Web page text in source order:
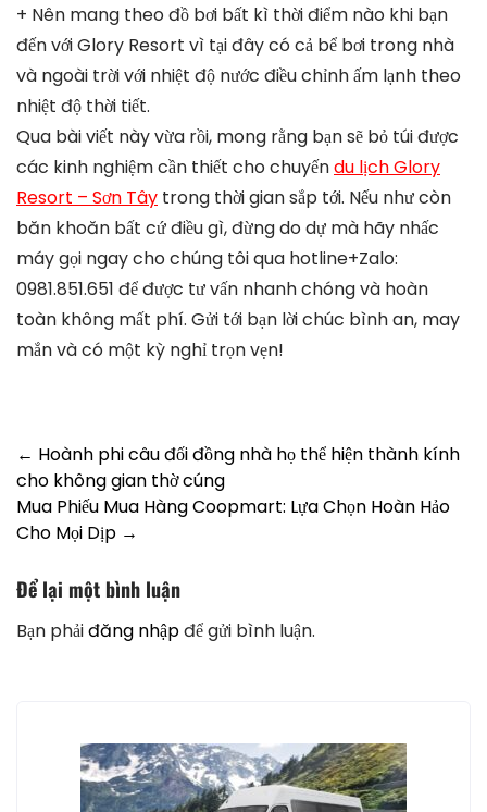
+ Nên mang theo đồ bơi bất kì thời điểm nào khi bạn
đến với Glory Resort vì tại đây có cả bể bơi trong nhà
và ngoài trời với nhiệt độ nước điều chỉnh ấm lạnh theo
nhiệt độ thời tiết.
Qua bài viết này vừa rồi, mong rằng bạn sẽ bỏ túi được
các kinh nghiệm cần thiết cho chuyếndu lịch Glory
Resort – Sơn Tây trong thời gian sắp tới. Nếu như còn
băn khoăn bất cứ điều gì, đừng do dự mà hãy nhấc
máy gọi ngay cho chúng tôi qua hotline+Zalo:
0981.851.651 để được tư vấn nhanh chóng và hoàn
toàn không mất phí. Gửi tới bạn lời chúc bình an, may
mắn và có một kỳ nghỉ trọn vẹn!
Post
navigation
← Hoành phi câu đối đồng nhà họ thể hiện thành kính
cho không gian thờ cúng
Mua Phiếu Mua Hàng Coopmart: Lựa Chọn Hoàn Hảo
Cho Mọi Dịp →
Để lại một bình luận
Bạn phảiđăng nhậpđể gửi bình luận.